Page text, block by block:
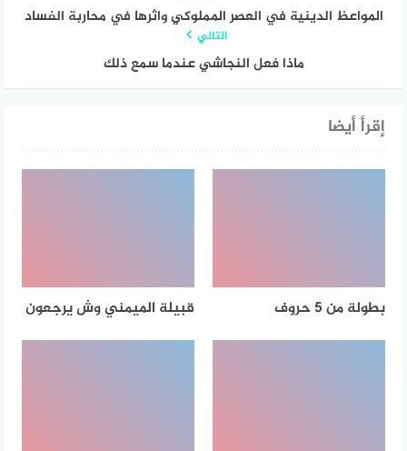
المواعظ الدينية في العصر المملوكي واثرها في محاربة الفساد
التالي
ماذا فعل النجاشي عندما سمع ذلك
إقرأ أيضا
بطولة من 5 حروف قبيلة الميمني وش يرجعون